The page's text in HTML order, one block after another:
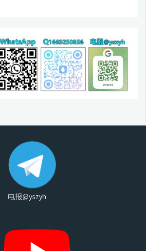
电报@yszyh